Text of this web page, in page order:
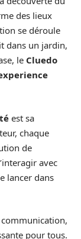
des lieux
se déroule
dans un jardin,
le Cluedo
est sa
chaque
de
avec
lancer dans
pour tous.